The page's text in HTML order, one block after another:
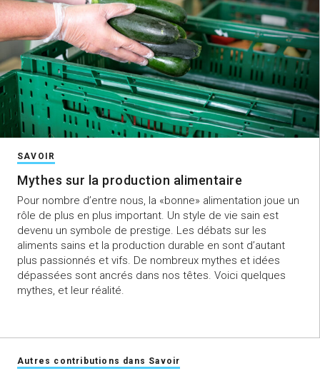
SAVOIR
Mythes sur la production alimentaire
Pour nombre d’entre nous, la «bonne» alimentation joue un
rôle de plus en plus important. Un style de vie sain est
devenu un symbole de prestige. Les débats sur les
aliments sains et la production durable en sont d’autant
plus passionnés et vifs. De nombreux mythes et idées
dépassées sont ancrés dans nos têtes. Voici quelques
mythes, et leur réalité.
Autres contributions dans Savoir